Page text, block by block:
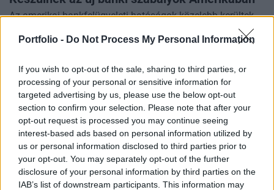
Portfolio - Do Not Process My Personal Information
If you wish to opt-out of the sale, sharing to third parties, or
processing of your personal or sensitive information for
targeted advertising by us, please use the below opt-out
section to confirm your selection. Please note that after your
opt-out request is processed you may continue seeing
interest-based ads based on personal information utilized by
us or personal information disclosed to third parties prior to
your opt-out. You may separately opt-out of the further
disclosure of your personal information by third parties on the
IAB’s list of downstream participants. This information may
Az amerikai bankfelügyeleti hatóságok közelebb kerültek
kockázatmérését szabályozó, úgynevezett "Basel III
írja a Reuters.